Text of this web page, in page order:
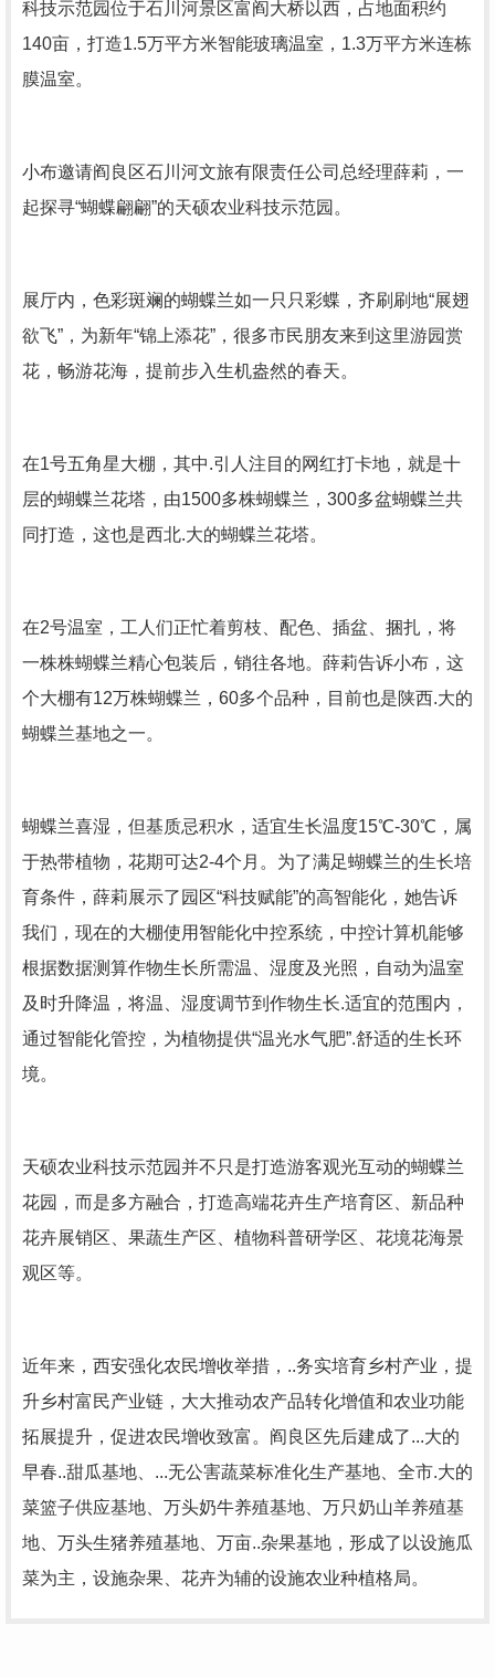
科技示范园位于石川河景区富阎大桥以西，占地面积约
140亩，打造1.5万平方米智能玻璃温室，1.3万平方米连栋
膜温室。
小布邀请阎良区石川河文旅有限责任公司总经理薛莉，一
起探寻“蝴蝶翩翩”的天硕农业科技示范园。
展厅内，色彩斑斓的蝴蝶兰如一只只彩蝶，齐刷刷地“展翅
欲飞”，为新年“锦上添花”，很多市民朋友来到这里游园赏
花，畅游花海，提前步入生机盎然的春天。
在1号五角星大棚，其中.引人注目的网红打卡地，就是十
层的蝴蝶兰花塔，由1500多株蝴蝶兰，300多盆蝴蝶兰共
同打造，这也是西北.大的蝴蝶兰花塔。
在2号温室，工人们正忙着剪枝、配色、插盆、捆扎，将
一株株蝴蝶兰精心包装后，销往各地。薛莉告诉小布，这
个大棚有12万株蝴蝶兰，60多个品种，目前也是陕西.大的
蝴蝶兰基地之一。
蝴蝶兰喜湿，但基质忌积水，适宜生长温度15℃-30℃，属
于热带植物，花期可达2-4个月。为了满足蝴蝶兰的生长培
育条件，薛莉展示了园区“科技赋能”的高智能化，她告诉
我们，现在的大棚使用智能化中控系统，中控计算机能够
根据数据测算作物生长所需温、湿度及光照，自动为温室
及时升降温，将温、湿度调节到作物生长.适宜的范围内，
通过智能化管控，为植物提供“温光水气肥”.舒适的生长环
境。
天硕农业科技示范园并不只是打造游客观光互动的蝴蝶兰
花园，而是多方融合，打造高端花卉生产培育区、新品种
花卉展销区、果蔬生产区、植物科普研学区、花境花海景
观区等。
近年来，西安强化农民增收举措，..务实培育乡村产业，提
升乡村富民产业链，大大推动农产品转化增值和农业功能
拓展提升，促进农民增收致富。阎良区先后建成了...大的
早春..甜瓜基地、...无公害蔬菜标准化生产基地、全市.大的
菜篮子供应基地、万头奶牛养殖基地、万只奶山羊养殖基
地、万头生猪养殖基地、万亩..杂果基地，形成了以设施瓜
菜为主，设施杂果、花卉为辅的设施农业种植格局。